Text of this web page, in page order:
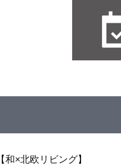
【和×北欧リビング】